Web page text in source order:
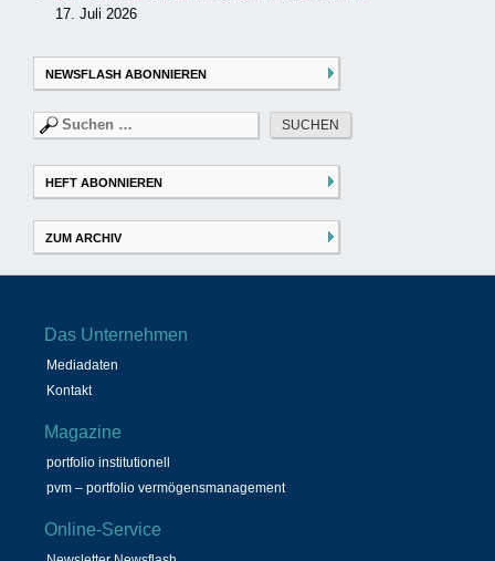
17. Juli 2026
NEWSFLASH ABONNIEREN
Suchen
nach:
HEFT ABONNIEREN
ZUM ARCHIV
Das Unternehmen
Mediadaten
Kontakt
Magazine
portfolio institutionell
pvm – portfolio vermögensmanagement
Online-Service